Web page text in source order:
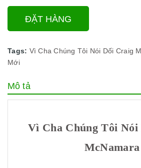
ĐẶT HÀNG
Tags: Vì Cha Chúng Tôi Nói Dối Craig
Mới
Mô tả
Vì Cha Chúng Tôi
McNamara